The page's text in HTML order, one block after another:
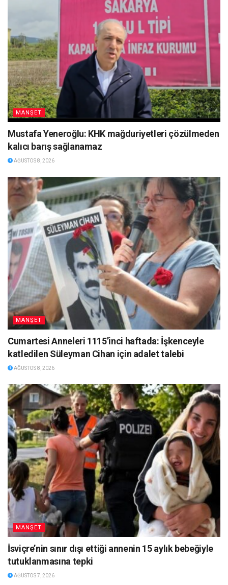
MANŞET
Mustafa Yeneroğlu: KHK mağduriyetleri çözülmeden
kalıcı barış sağlanamaz
AĞUSTOS 8, 2026
MANŞET
Cumartesi Anneleri 1115’inci haftada: İşkenceyle
katledilen Süleyman Cihan için adalet talebi
AĞUSTOS 8, 2026
MANŞET
İsviçre’nin sınır dışı ettiği annenin 15 aylık bebeğiyle
tutuklanmasına tepki
AĞUSTOS 7, 2026